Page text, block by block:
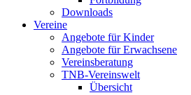
Downloads
Vereine
Angebote für Kinder
Angebote für Erwachsene
Vereinsberatung
TNB-Vereinswelt
Übersicht